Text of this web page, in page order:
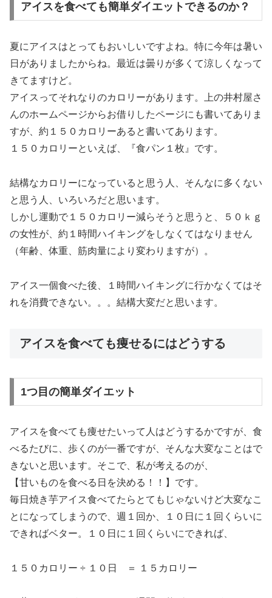
アイスを食べても簡単ダイエットできるのか？
夏にアイスはとってもおいしいですよね。特に今年は暑い
日がありましたからね。最近は曇りが多くて涼しくなって
きてますけど。
アイスってそれなりのカロリーがあります。上の井村屋さ
んのホームページからお借りしたページにも書いてありま
すが、約１５０カロリーあると書いてあります。
１５０カロリーといえば、『食パン１枚』です。
結構なカロリーになっていると思う人、そんなに多くない
と思う人、いろいろだと思います。
しかし運動で１５０カロリー減らそうと思うと、５０ｋｇ
の女性が、約１時間ハイキングをしなくてはなりません
（年齢、体重、筋肉量により変わりますが）。
アイス一個食べた後、１時間ハイキングに行かなくてはそ
れを消費できない。。。結構大変だと思います。
アイスを食べても痩せるにはどうする
1つ目の簡単ダイエット
アイスを食べても痩せたいって人はどうするかですが、食
べるたびに、歩くのが一番ですが、そんな大変なことはで
きないと思います。そこで、私が考えるのが、
【甘いものを食べる日を決める！！】です。
毎日焼き芋アイス食べてたらとてもじゃないけど大変なこ
とになってしまうので、週１回か、１０日に１回くらいに
できればベター。１０日に１回くらいにできれば、
１５０カロリー ÷ １０日 ＝ １５カロリー